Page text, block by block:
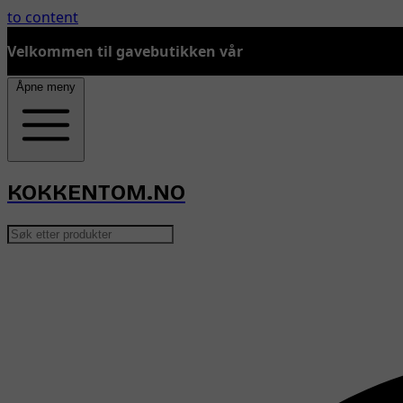
to content
Velkommen til gavebutikken vår
Åpne meny
KOKKENTOM.NO